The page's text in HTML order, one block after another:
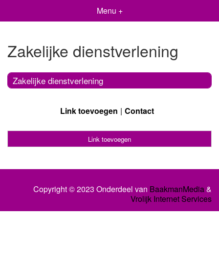
Menu +
Zakelijke dienstverlening
Zakelijke dienstverlening
Link toevoegen Contact
Link toevoegen
Copyright © 2023 Onderdeel van BaakmanMedia&
Vrolijk Internet Services